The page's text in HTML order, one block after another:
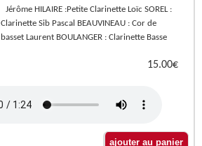
Jérôme HILAIRE :Petite Clarinette Loïc SOREL :
Clarinette Sib Pascal BEAUVINEAU : Cor de
basset Laurent BOULANGER : Clarinette Basse
15.00€